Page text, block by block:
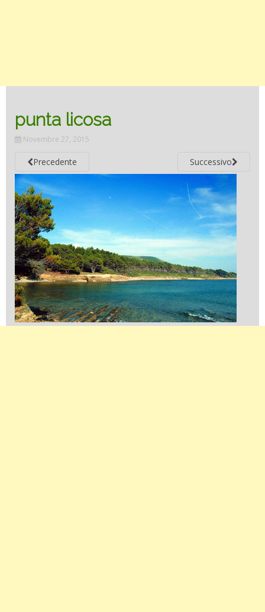
punta licosa
Novembre 27, 2015
Precedente Successivo